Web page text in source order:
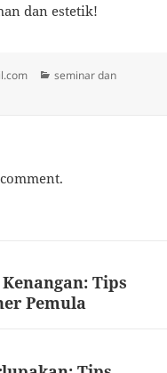
dan estetik!
Categories
seminar dan
Tips
Pemula